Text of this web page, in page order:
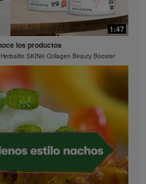
0:29
GO: 3
multivitamínico común?
1:15
Rebuild Strength
1:47
los productos
SKIN® Collagen Beauty Booster